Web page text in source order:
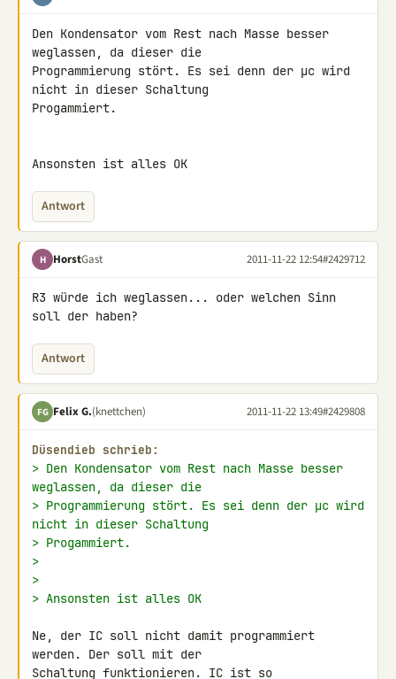
Den Kondensator vom Rest nach Masse besser
weglassen, da dieser die
Programmierung stört. Es sei denn der µc wird
nicht in dieser Schaltung
Progammiert.
Ansonsten ist alles OK
Antwort
H HorstGast 2011-11-22 12:54#2429712
R3 würde ich weglassen... oder welchen Sinn
soll der haben?
Antwort
FG Felix G.(knettchen) 2011-11-22 13:49#2429808
Düsendieb schrieb:
> Den Kondensator vom Rest nach Masse besser
weglassen, da dieser die
> Programmierung stört. Es sei denn der µc wird
nicht in dieser Schaltung
> Progammiert.
>
>
> Ansonsten ist alles OK
Ne, der IC soll nicht damit programmiert
werden. Der soll mit der
Schaltung funktionieren. IC ist so